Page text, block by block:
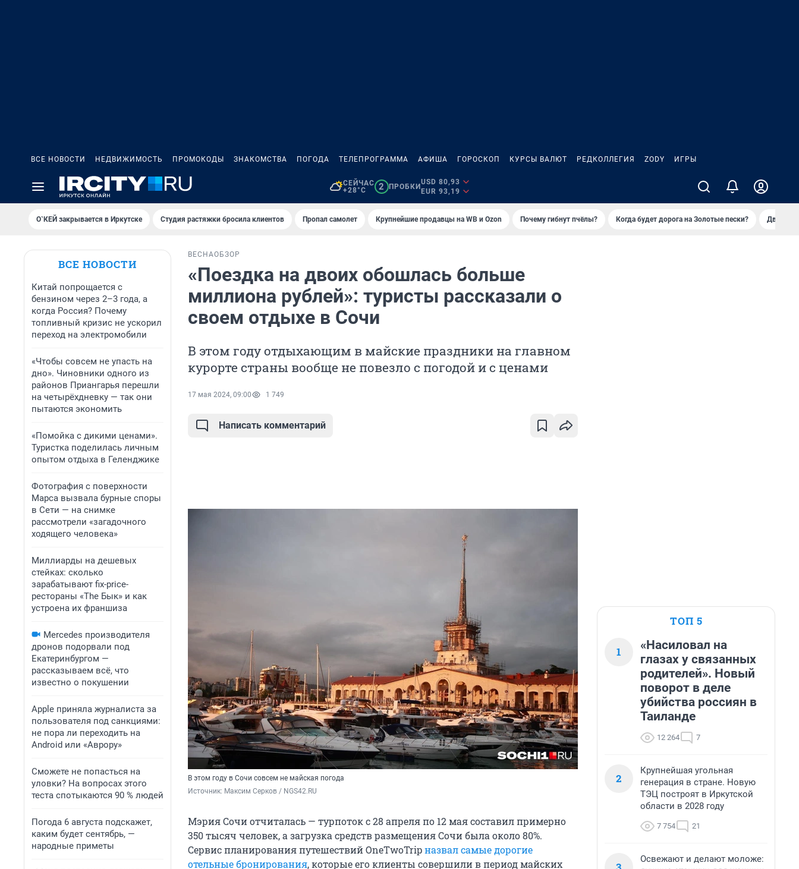
ВСЕ НОВОСТИ НЕДВИЖИМОСТЬ ПРОМОКОДЫ ЗНАКОМСТВА ПОГОДА ТЕЛЕПРОГРАММА АФИША ГОРОСКОП КУРСЫ ВАЛЮТ РЕДКОЛЛЕГИЯ ZODY ИГРЫ
СЕЙЧАС
+28°C
2 ПРОБКИ
USD 80,93
EUR 93,19
О`КЕЙ закрывается в Иркутске Студия растяжки бросила клиентов Пропал самолет Крупнейшие продавцы на WB и Ozon Почему гибнут пчёлы? Когда будет дорога на Золотые пески? Двое
ВСЕ НОВОСТИ
Китай попрощается с
бензином через 2–3 года, а
когда Россия? Почему
топливный кризис не ускорил
переход на электромобили
«Чтобы совсем не упасть на
дно». Чиновники одного из
районов Приангарья перешли
на четырёхдневку — так они
пытаются экономить
«Помойка с дикими ценами».
Туристка поделилась личным
опытом отдыха в Геленджике
Фотография с поверхности
Марса вызвала бурные споры
в Сети — на снимке
рассмотрели «загадочного
ходящего человека»
Миллиарды на дешевых
стейках: сколько
зарабатывают fix-price-
рестораны «The Бык» и как
устроена их франшиза
Mercedes производителя
дронов подорвали под
Екатеринбургом —
рассказываем всё, что
известно о покушении
Apple приняла журналиста за
пользователя под санкциями:
не пора ли переходить на
Android или «Аврору»
Сможете не попасться на
уловки? На вопросах этого
теста спотыкаются 90 % людей
Погода 6 августа подскажет,
каким будет сентябрь, —
народные приметы
ВЕСНАОБЗОР
«Поездка на двоих обошлась больше
миллиона рублей»: туристы рассказали о
своем отдыхе в Сочи
В этом году отдыхающим в майские праздники на главном
курорте страны вообще не повезло с погодой и с ценами
17 мая 2024, 09:00 1 749
Написать комментарий
В этом году в Сочи совсем не майская погода
Источник: Максим Серков / NGS42.RU
Мэрия Сочи отчиталась — турпоток с 28 апреля по 12 мая составил примерно
350 тысяч человек, а загрузка средств размещения Сочи была около 80%.
Сервис планирования путешествий OneTwoTripназвал самые дорогие
отельные бронирования, которые его клиенты совершили в период майских
ТОП 5
1
«Насиловал на
глазах у связанных
родителей». Новый
поворот в деле
убийства россиян в
Таиланде
12 264 7
2
Крупнейшая угольная
генерация в стране. Новую
ТЭЦ построят в Иркутской
области в 2028 году
7 754 21
Освежают и делают моложе: